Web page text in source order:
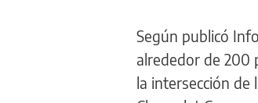
Según publicó
alrededor de 200
la intersección de